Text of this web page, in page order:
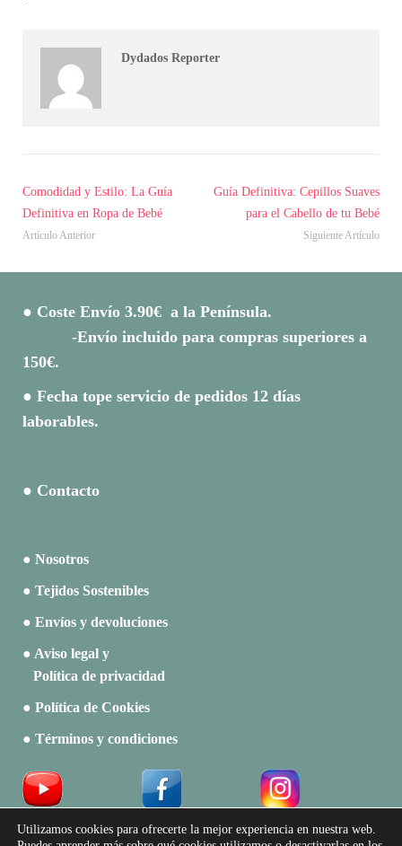
Dydados Reporter
Comodidad y Estilo: La Guía
Definitiva en Ropa de Bebé
Artículo Anterior
Guía Definitiva: Cepillos Suaves
para el Cabello de tu Bebé
Siguiente Artículo
● Coste Envío 3.90€ a la Península.
-Envío incluido para compras superiores a
150€.
● Fecha tope servicio de pedidos 12 días
laborables.
● Contacto
● Nosotros
● Tejidos Sostenibles
● Envíos y devoluciones
● Aviso legal y
Política de privacidad
● Política de Cookies
● Términos y condiciones
Acceso a Profesionales
Utilizamos cookies para ofrecerte la mejor experiencia en nuestra web.